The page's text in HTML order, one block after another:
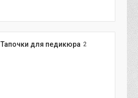
Тапочки для педикюра 2